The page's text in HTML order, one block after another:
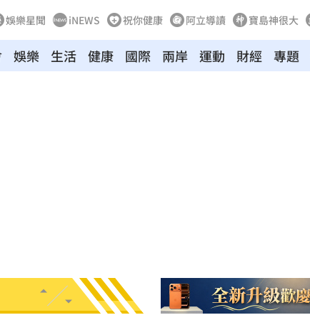
娛樂星聞 iNEWS 祝你健康 阿立導讀 寶島神很大
娛樂 生活 健康 國際 兩岸 運動 財經 專題